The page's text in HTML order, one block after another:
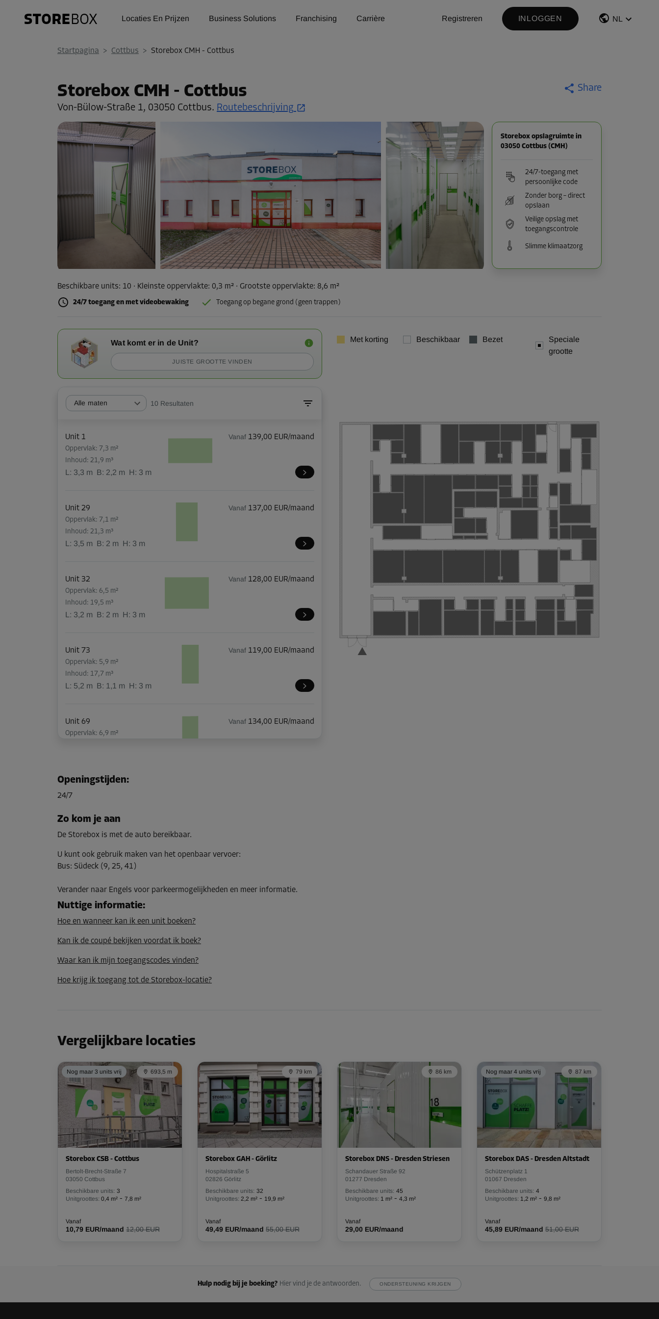
Locaties En Prijzen Business Solutions Franchising Carrière Registreren INLOGGEN NL
Startpagina > Cottbus > Storebox CMH - Cottbus
Storebox CMH - Cottbus
Von-Bülow-Straße 1, 03050 Cottbus. Routebeschrijving
Share
Storebox opslagruimte in
03050 Cottbus (CMH)
24/7-toegang met
persoonlijke code
Zonder borg – direct
opslaan
Veilige opslag met
toegangscontrole
Slimme klimaatzorg
Beschikbare units: 10 · Kleinste oppervlakte: 0,3 m² · Grootste oppervlakte: 8,6 m²
24/7 toegang en met videobewaking Toegang op begane grond (geen trappen)
Wat komt er in de Unit?
JUISTE GROOTTE VINDEN
Alle maten 10 Resultaten
Unit 1
Oppervlak: 7,3 m²
Inhoud: 21,9 m³
L: 3,3 m B: 2,2 m H: 3 m
Vanaf 139,00 EUR/maand
Unit 29
Oppervlak: 7,1 m²
Inhoud: 21,3 m³
L: 3,5 m B: 2 m H: 3 m
Vanaf 137,00 EUR/maand
Unit 32
Oppervlak: 6,5 m²
Inhoud: 19,5 m³
L: 3,2 m B: 2 m H: 3 m
Vanaf 128,00 EUR/maand
Unit 73
Oppervlak: 5,9 m²
Inhoud: 17,7 m³
L: 5,2 m B: 1,1 m H: 3 m
Vanaf 119,00 EUR/maand
Unit 69
Oppervlak: 6,9 m²
Vanaf 134,00 EUR/maand
Unit 76
Inhoud: 6,6 m³
Unit 39
Inhoud: 17,4 m³
3,1 B:1,9 H:
Unit 48
Oppervlak: 5,4 m²
Inhoud: 16,2 m³
L: 1,3m 0,2 m H:3 m
Unit 86
Oppervlak: 8,6 m²
Inhoud: 25,8 m³
4,2 B: 2 m H: m
Vanaf 155,00 EUR/maand
Met korting Beschikbaar Bezet
Speciale
grootte
Openingstijden:
24/7
Zo kom je aan
De Storebox is met de auto bereikbaar.
U kunt ook gebruik maken van het openbaar vervoer:
Bus: Südeck (9, 25, 41)
Verander naar Engels voor parkeermogelijkheden en meer informatie.
Nuttige informatie:
Hoe en wanneer kan ik een unit boeken?
Kan ik de coupé bekijken voordat ik boek?
Waar kan ik mijn toegangscodes vinden?
Hoe krijg ik toegang tot de Storebox-locatie?
Vergelijkbare locaties
Nog maar 3 units vrij 693,5 m
Storebox CSB - Cottbus
Bertolt-Brecht-Straße 7
03050 Cottbus
Beschikbare units: 3
Unitgroottes: 0,4 m² - 7,8 m²
Vanaf
10,79 EUR/maand 12,00 EUR
79 km
Storebox GAH - Görlitz
Hospitalstraße 5
02826 Görlitz
Beschikbare units: 32
Unitgroottes: 2,2 m² - 19,9 m²
Vanaf
49,49 EUR/maand 55,00 EUR
86 km
Storebox DNS - Dresden Striesen
Schandauer Straße 92
01277 Dresden
Beschikbare units: 45
Unitgroottes: 1 m² - 4,3 m²
Vanaf
29,00 EUR/maand
Nog maar 4 units vrij 87 km
Storebox DAS - Dresden Altstadt
Schützenplatz 1
01067 Dresden
Beschikbare units: 4
Unitgroottes: 1,2 m² - 9,8 m²
Vanaf
45,89 EUR/maand 51,00 EUR
Hulp nodig bij je boeking? Hier vind je de antwoorden. ONDERSTEUNING KRIJGEN